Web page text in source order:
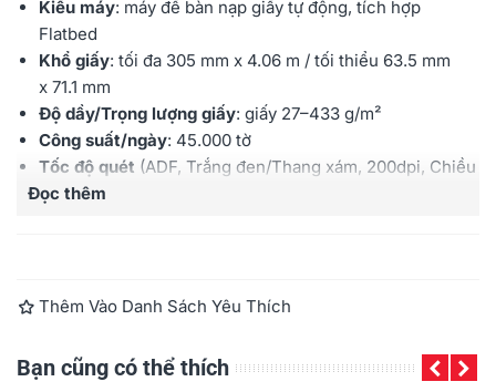
Kiểu máy: máy để bàn nạp giấy tự động, tích hợp
Flatbed
Khổ giấy: tối đa 305 mm x 4.06 m / tối thiểu 63.5 mm
x 71.1 mm
Độ dầy/Trọng lượng giấy: giấy 27–433 g/m²
Công suất/ngày: 45.000 tờ
Tốc độ quét (ADF, Trắng đen/Thang xám, 200dpi, Chiều
thẳng, Giấy letter): 100ppm/200ipm
Đèn chiếu sáng : đèn LED kép
Khay nạp
: 300 tờ (định lượng 80 g/m²)
Cổng kết nối : USB 3.2 GEN1 / Ethernet 10/100/1000
Đọc thêm
Thêm Vào Danh Sách Yêu Thích
Bạn cũng có thể thích